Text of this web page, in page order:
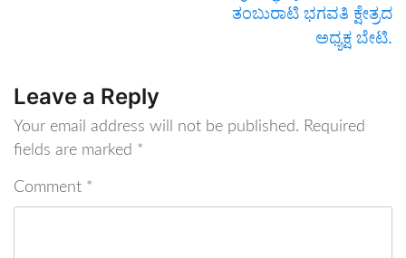
ತಂಬುರಾಟಿ ಭಗವತಿ ಕ್ಷೇತ್ರದ
ಅಧ್ಯಕ್ಷ ಬೇಟಿ.
Leave a Reply
Your email address will not be published. Required
fields are marked *
Comment *